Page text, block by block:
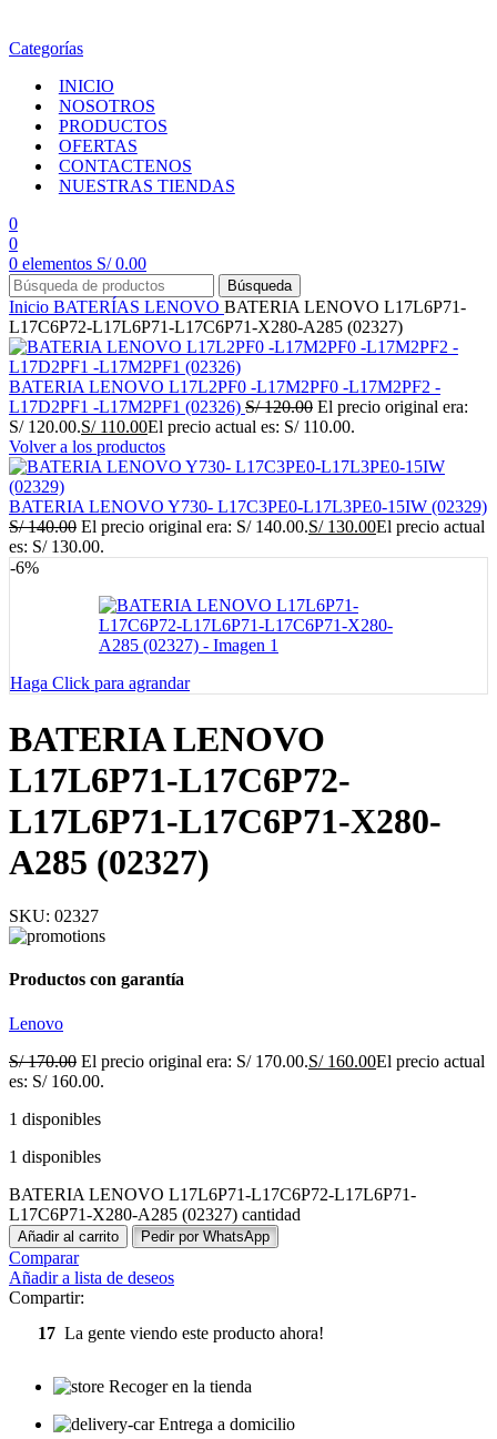
Categorías
INICIO
NOSOTROS
PRODUCTOS
OFERTAS
CONTACTENOS
NUESTRAS TIENDAS
0
0
0 elementos S/0.00
Búsqueda
Inicio BATERÍAS LENOVO BATERIA LENOVO L17L6P71-
L17C6P72-L17L6P71-L17C6P71-X280-A285 (02327)
BATERIA LENOVO L17L2PF0 -L17M2PF0 -L17M2PF2 -
L17D2PF1 -L17M2PF1 (02326) S/120.00 El precio original era:
S/ 120.00.S/110.00El precio actual es: S/ 110.00.
Volver a los productos
BATERIA LENOVO Y730- L17C3PE0-L17L3PE0-15IW (02329)
S/140.00 El precio original era: S/ 140.00.S/130.00El precio actual
es: S/ 130.00.
-6%
Haga Click para agrandar
BATERIA LENOVO
L17L6P71-L17C6P72-
L17L6P71-L17C6P71-X280-
A285 (02327)
SKU: 02327
Productos con garantía
Lenovo
S/170.00 El precio original era: S/ 170.00.S/160.00El precio actual
es: S/ 160.00.
1 disponibles
1 disponibles
BATERIA LENOVO L17L6P71-L17C6P72-L17L6P71-
L17C6P71-X280-A285 (02327) cantidad
Añadir al carrito Pedir por WhatsApp
Comparar
Añadir a lista de deseos
Compartir:
17 La gente viendo este producto ahora!
Recoger en la tienda
Entrega a domicilio